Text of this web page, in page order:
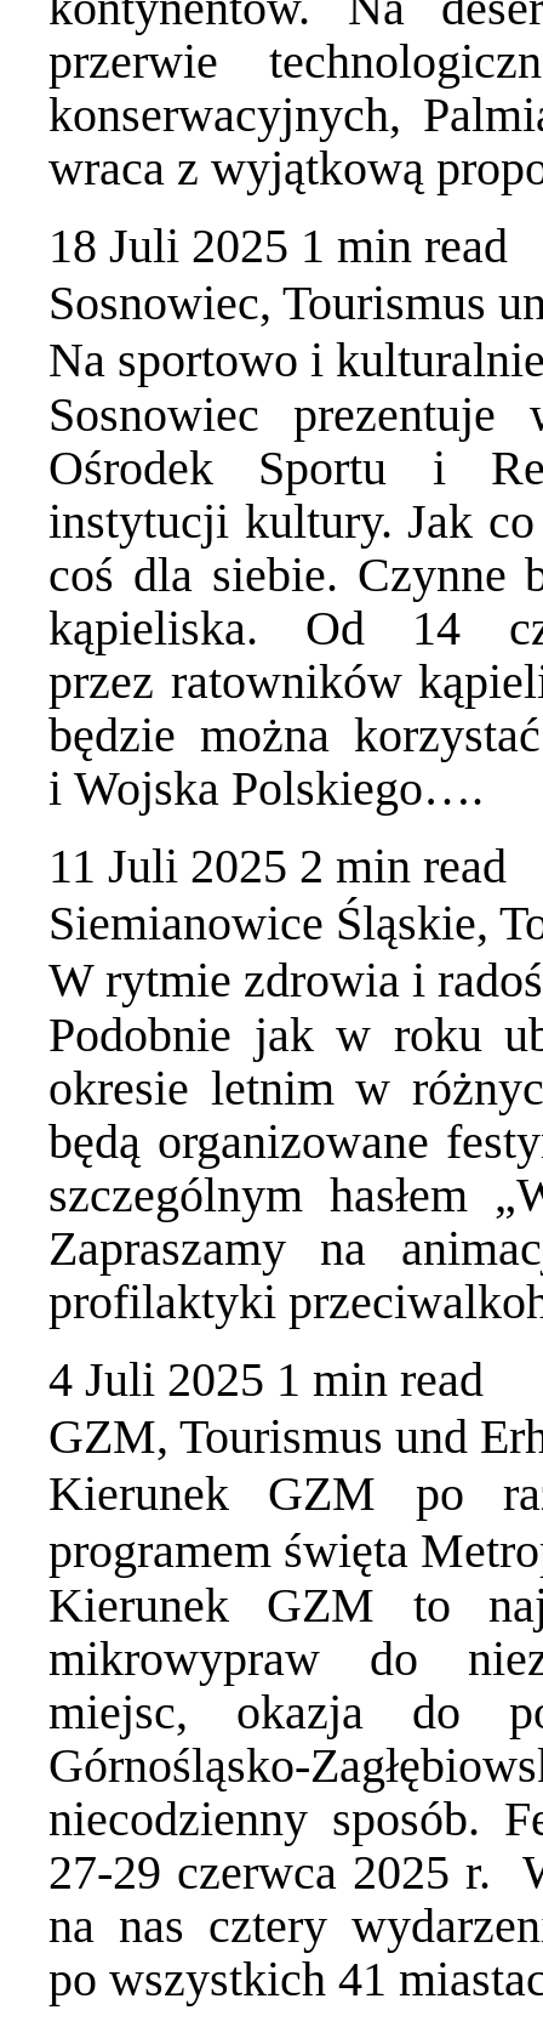
przerwie
konserwacyjnych,
wraca z wyjątkową
18 Juli 2025 1 min read
Sosnowiec, Tourismus
Na sportowo i
Sosnowiec
Ośrodek Sportu i
instytucji kultury. Jak
coś dla siebie. Czynne
kąpieliska. Od 14
przez ratowników
będzie można
i Wojska Polskiego….
11 Juli 2025 2 min read
Siemianowice Śląskie,
W rytmie zdrowia i
Podobnie jak w roku
okresie letnim w
będą organizowane
szczególnym hasłem
Zapraszamy na
profilaktyki
4 Juli 2025 1 min read
GZM, Tourismus und
Kierunek GZM po
programem święta
Kierunek GZM to
mikrowypraw do
miejsc, okazja do
Górnośląsko-
niecodzienny sposób.
27-29 czerwca 2025 r.
na nas cztery
po wszystkich 41